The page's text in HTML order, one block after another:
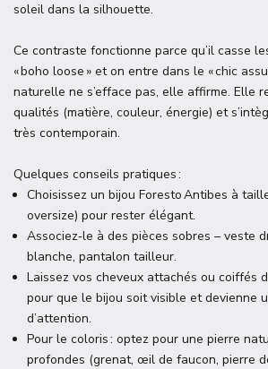
soleil dans la silhouette.
Ce contraste fonctionne parce qu’il casse
« boho loose » et on entre dans le « chic
naturelle ne s’efface pas, elle affirme. Elle
qualités (matière, couleur, énergie) et
très contemporain.
Quelques conseils pratiques :
Choisissez un bijou Foresto Antibes à
oversize) pour rester élégant.
Associez‑le à des pièces sobres – veste
blanche, pantalon tailleur.
Laissez vos cheveux attachés ou coiffés
pour que le bijou soit visible et devienne
d’attention.
Pour le coloris : optez pour une pierre
profondes (grenat, œil de faucon, pierre